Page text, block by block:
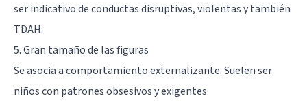
ser indicativo de conductas disruptivas, violentas y también
TDAH.
5. Gran tamaño de las figuras
Se asocia a comportamiento externalizante. Suelen ser
niños con patrones obsesivos y exigentes.